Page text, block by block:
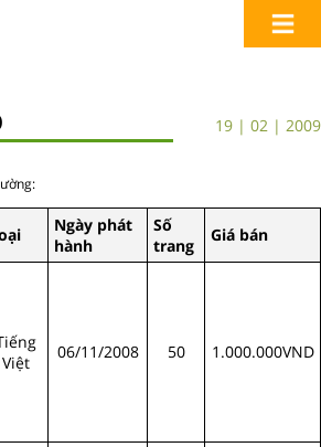
19 | 02 | 2009
ại
Ngày phát
hành
Số
trang
Giá bán
Việt
06/11/2008 50 1.000.000VND